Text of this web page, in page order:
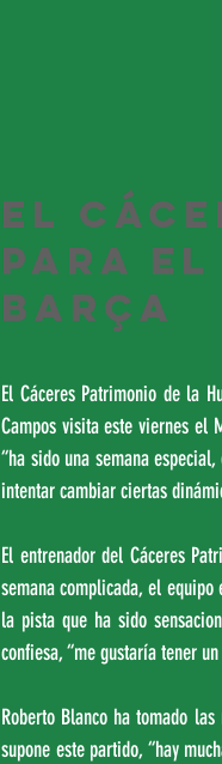
El
para
Barça
El Cáceres Patrimonio de la
Campos visita este viernes el
“ha sido una semana
intentar cambiar ciertas
El entrenador del Cáceres
semana complicada, el equipo
la pista que ha sido
confiesa, “me gustaría tener
Roberto Blanco ha tomado
supone este partido, “hay